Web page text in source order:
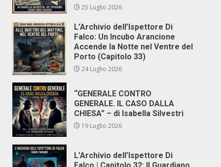
25 Luglio 2026
L’Archivio dell’Ispettore Di
Falco: Un Incubo Arancione
Accende la Notte nel Ventre del
Porto (Capitolo 33)
24 Luglio 2026
“GENERALE CONTRO
GENERALE. IL CASO DALLA
CHIESA” – di Isabella Silvestri
19 Luglio 2026
L’Archivio dell’Ispettore Di